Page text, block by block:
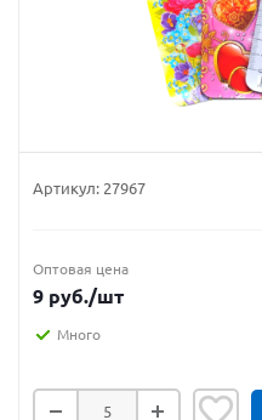
Артикул: 27967
Оптовая цена
9 руб./шт
Много